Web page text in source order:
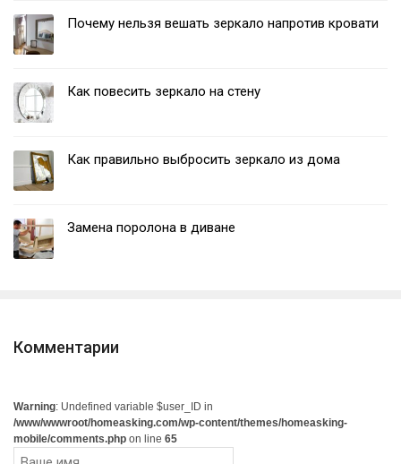
Почему нельзя вешать зеркало напротив кровати
Как повесить зеркало на стену
Как правильно выбросить зеркало из дома
Замена поролона в диване
Комментарии
Warning: Undefined variable $user_ID in
/www/wwwroot/homeasking.com/wp-content/themes/homeasking-
mobile/comments.php on line 65